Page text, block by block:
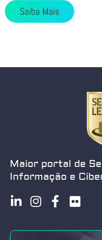
Saiba Mais
Maior portal de
Informação e